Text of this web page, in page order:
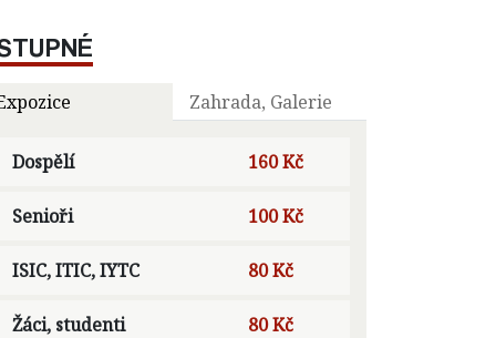
Zahrada, Galerie
Dospělí 160 Kč
Senioři 100 Kč
ISIC, ITIC, IYTC 80 Kč
Žáci, studenti 80 Kč